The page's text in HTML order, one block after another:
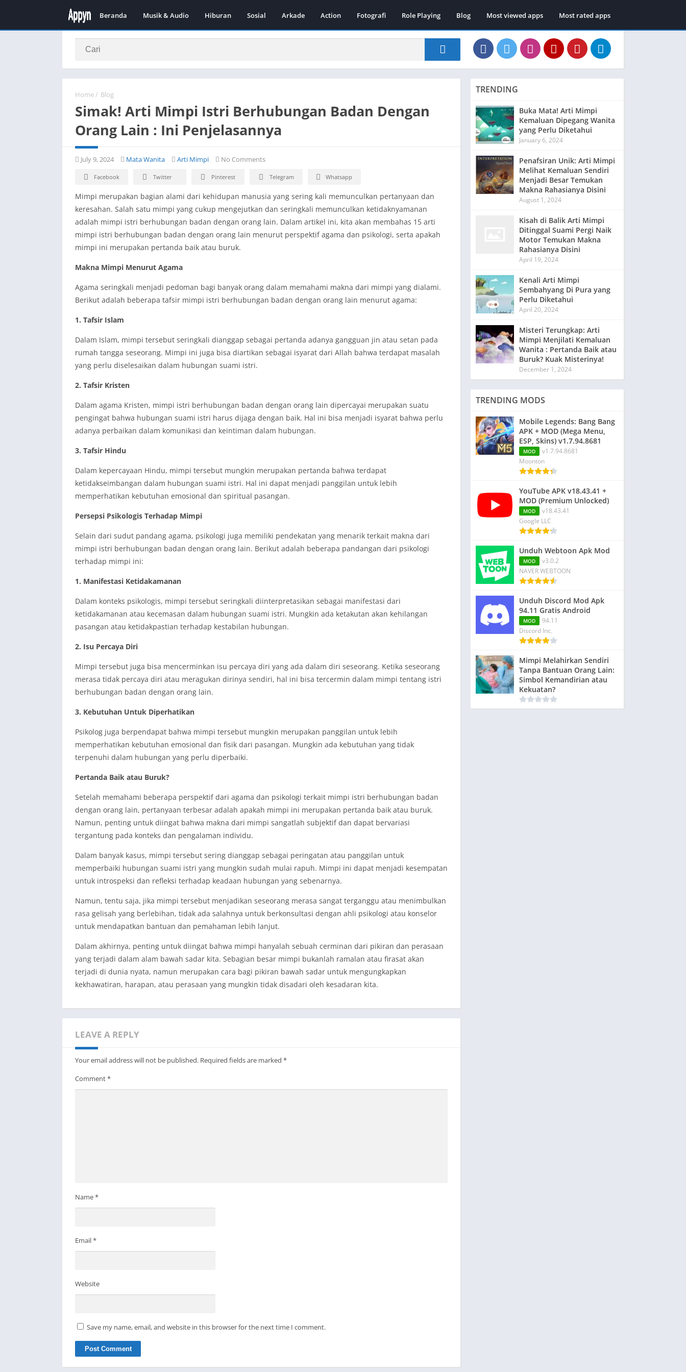
Beranda Musik & Audio Hiburan Sosial Arkade Action Fotografi Role Playing Blog Most viewed apps Most rated apps
Home / Blog
Simak! Arti Mimpi Istri Berhubungan Badan Dengan
Orang Lain : Ini Penjelasannya
July 9, 2024 Mata Wanita Arti Mimpi No Comments
Facebook Twitter Pinterest Telegram Whatsapp
Mimpi merupakan bagian alami dari kehidupan manusia yang sering kali memunculkan pertanyaan dan
keresahan. Salah satu mimpi yang cukup mengejutkan dan seringkali memunculkan ketidaknyamanan
adalah mimpi istri berhubungan badan dengan orang lain. Dalam artikel ini, kita akan membahas 15 arti
mimpi istri berhubungan badan dengan orang lain menurut perspektif agama dan psikologi, serta apakah
mimpi ini merupakan pertanda baik atau buruk.
Makna Mimpi Menurut Agama
Agama seringkali menjadi pedoman bagi banyak orang dalam memahami makna dari mimpi yang dialami.
Berikut adalah beberapa tafsir mimpi istri berhubungan badan dengan orang lain menurut agama:
1. Tafsir Islam
Dalam Islam, mimpi tersebut seringkali dianggap sebagai pertanda adanya gangguan jin atau setan pada
rumah tangga seseorang. Mimpi ini juga bisa diartikan sebagai isyarat dari Allah bahwa terdapat masalah
yang perlu diselesaikan dalam hubungan suami istri.
2. Tafsir Kristen
Dalam agama Kristen, mimpi istri berhubungan badan dengan orang lain dipercayai merupakan suatu
pengingat bahwa hubungan suami istri harus dijaga dengan baik. Hal ini bisa menjadi isyarat bahwa perlu
adanya perbaikan dalam komunikasi dan keintiman dalam hubungan.
3. Tafsir Hindu
Dalam kepercayaan Hindu, mimpi tersebut mungkin merupakan pertanda bahwa terdapat
ketidakseimbangan dalam hubungan suami istri. Hal ini dapat menjadi panggilan untuk lebih
memperhatikan kebutuhan emosional dan spiritual pasangan.
Persepsi Psikologis Terhadap Mimpi
Selain dari sudut pandang agama, psikologi juga memiliki pendekatan yang menarik terkait makna dari
mimpi istri berhubungan badan dengan orang lain. Berikut adalah beberapa pandangan dari psikologi
terhadap mimpi ini:
1. Manifestasi Ketidakamanan
Dalam konteks psikologis, mimpi tersebut seringkali diinterpretasikan sebagai manifestasi dari
ketidakamanan atau kecemasan dalam hubungan suami istri. Mungkin ada ketakutan akan kehilangan
pasangan atau ketidakpastian terhadap kestabilan hubungan.
2. Isu Percaya Diri
Mimpi tersebut juga bisa mencerminkan isu percaya diri yang ada dalam diri seseorang. Ketika seseorang
merasa tidak percaya diri atau meragukan dirinya sendiri, hal ini bisa tercermin dalam mimpi tentang istri
berhubungan badan dengan orang lain.
3. Kebutuhan Untuk Diperhatikan
Psikolog juga berpendapat bahwa mimpi tersebut mungkin merupakan panggilan untuk lebih
memperhatikan kebutuhan emosional dan fisik dari pasangan. Mungkin ada kebutuhan yang tidak
terpenuhi dalam hubungan yang perlu diperbaiki.
Pertanda Baik atau Buruk?
Setelah memahami beberapa perspektif dari agama dan psikologi terkait mimpi istri berhubungan badan
dengan orang lain, pertanyaan terbesar adalah apakah mimpi ini merupakan pertanda baik atau buruk.
Namun, penting untuk diingat bahwa makna dari mimpi sangatlah subjektif dan dapat bervariasi
tergantung pada konteks dan pengalaman individu.
Dalam banyak kasus, mimpi tersebut sering dianggap sebagai peringatan atau panggilan untuk
memperbaiki hubungan suami istri yang mungkin sudah mulai rapuh. Mimpi ini dapat menjadi kesempatan
untuk introspeksi dan refleksi terhadap keadaan hubungan yang sebenarnya.
Namun, tentu saja, jika mimpi tersebut menjadikan seseorang merasa sangat terganggu atau menimbulkan
rasa gelisah yang berlebihan, tidak ada salahnya untuk berkonsultasi dengan ahli psikologi atau konselor
untuk mendapatkan bantuan dan pemahaman lebih lanjut.
Dalam akhirnya, penting untuk diingat bahwa mimpi hanyalah sebuah cerminan dari pikiran dan perasaan
yang terjadi dalam alam bawah sadar kita. Sebagian besar mimpi bukanlah ramalan atau firasat akan
terjadi di dunia nyata, namun merupakan cara bagi pikiran bawah sadar untuk mengungkapkan
kekhawatiran, harapan, atau perasaan yang mungkin tidak disadari oleh kesadaran kita.
LEAVE A REPLY
Your email address will not be published. Required fields are marked *
Comment*
Name*
Email*
Website
Save my name, email, and website in this browser for the next time I comment.
TRENDING
Buka Mata! Arti Mimpi
Kemaluan Dipegang Wanita
yang Perlu Diketahui
January 6, 2024
Penafsiran Unik: Arti Mimpi
Melihat Kemaluan Sendiri
Menjadi Besar Temukan
Makna Rahasianya Disini
August 1, 2024
Kisah di Balik Arti Mimpi
Ditinggal Suami Pergi Naik
Motor Temukan Makna
Rahasianya Disini
April 19, 2024
Kenali Arti Mimpi
Sembahyang Di Pura yang
Perlu Diketahui
April 20, 2024
Misteri Terungkap: Arti
Mimpi Menjilati Kemaluan
Wanita : Pertanda Baik atau
Buruk? Kuak Misterinya!
December 1, 2024
TRENDING MODS
Mobile Legends: Bang Bang
APK + MOD (Mega Menu,
ESP, Skins) v1.7.94.8681
MOD
v1.7.94.8681
Moonton
YouTube APK v18.43.41 +
MOD (Premium Unlocked)
MOD
v18.43.41
Google LLC
Unduh Webtoon Apk Mod
MOD
v3.0.2
NAVER WEBTOON
Unduh Discord Mod Apk
94.11 Gratis Android
MOD
94.11
Discord Inc.
Mimpi Melahirkan Sendiri
Tanpa Bantuan Orang Lain:
Simbol Kemandirian atau
Kekuatan?